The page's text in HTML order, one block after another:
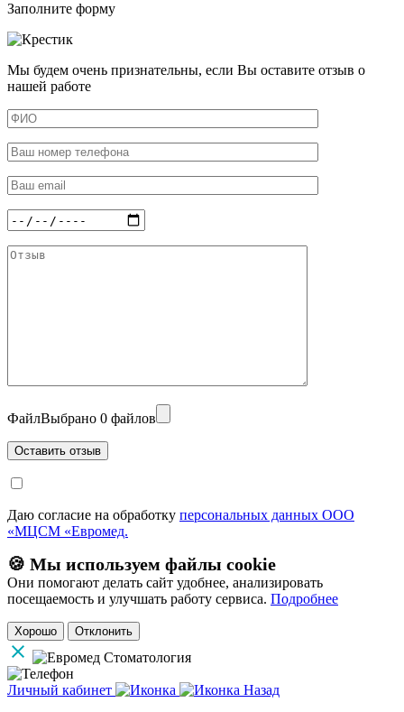
Заполните форму
Мы будем очень признательны, если Вы оставите отзыв о
нашей работе
ФайлВыбрано 0 файлов
Даю согласие на обработку персональных данных ООО
«МЦСМ «Евромед.
🍪 Мы используем файлы cookie
Они помогают делать сайт удобнее, анализировать
посещаемость и улучшать работу сервиса. Подробнее
Хорошо Отклонить
Личный кабинет
Назад